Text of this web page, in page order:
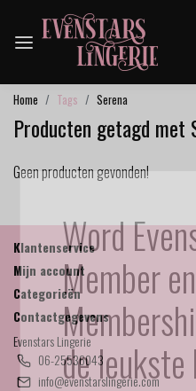
Home Tags Serena
Producten getagd met
Geen producten gevonden!
Klantenservice
Mijn account
Categorieën
Contactgegevens
Evenstars Lingerie
06-25536043
info@evenstarslingerie.com
Word
Member
de